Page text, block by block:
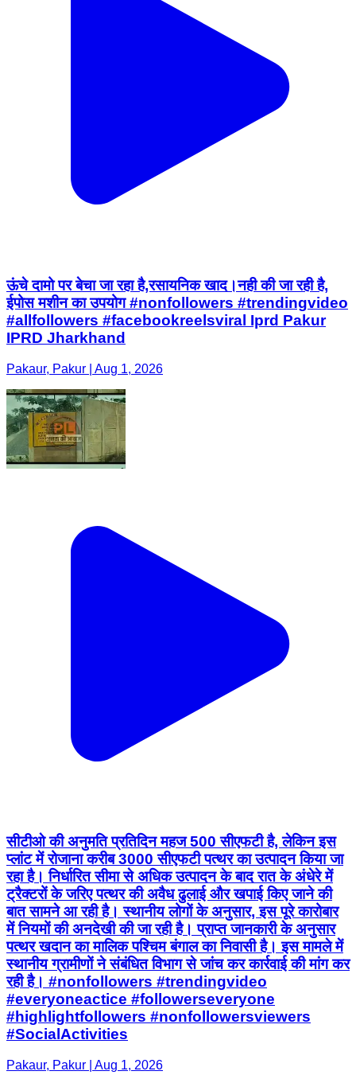
ऊंचे दामो पर बेचा जा रहा है,रसायनिक खाद।नही की जा रही है,
ईपोस मशीन का उपयोग #nonfollowers #trendingvideo
#allfollowers #facebookreelsviral Iprd Pakur
IPRD Jharkhand
Pakaur, Pakur | Aug 1, 2026
सीटीओ की अनुमति प्रतिदिन महज 500 सीएफटी है, लेकिन इस
प्लांट में रोजाना करीब 3000 सीएफटी पत्थर का उत्पादन किया जा
रहा है। निर्धारित सीमा से अधिक उत्पादन के बाद रात के अंधेरे में
ट्रैक्टरों के जरिए पत्थर की अवैध ढुलाई और खपाई किए जाने की
बात सामने आ रही है। स्थानीय लोगों के अनुसार, इस पूरे कारोबार
में नियमों की अनदेखी की जा रही है। प्राप्त जानकारी के अनुसार
पत्थर खदान का मालिक पश्चिम बंगाल का निवासी है। इस मामले में
स्थानीय ग्रामीणों ने संबंधित विभाग से जांच कर कार्रवाई की मांग कर
रही है। #nonfollowers #trendingvideo
#everyoneactice #followerseveryone
#highlightfollowers #nonfollowersviewers
#SocialActivities
Pakaur, Pakur | Aug 1, 2026